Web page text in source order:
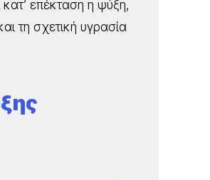
επέκταση η ψύξη,
τη σχετική υγρασία